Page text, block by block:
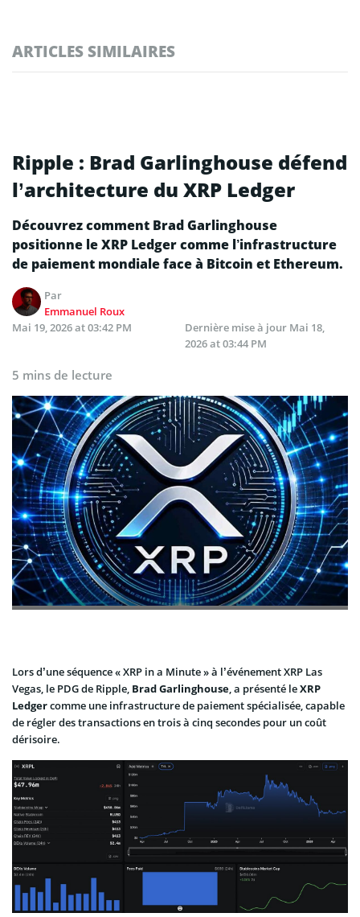
ARTICLES SIMILAIRES
Ripple : Brad Garlinghouse défend
l’architecture du XRP Ledger
Découvrez comment Brad Garlinghouse
positionne le XRP Ledger comme l’infrastructure
de paiement mondiale face à Bitcoin et Ethereum.
Par
Emmanuel Roux
Mai 19, 2026 at 03:42 PM
Dernière mise à jour Mai 18,
2026 at 03:44 PM
5 mins de lecture
Lors d’une séquence « XRP in a Minute » à l’événement XRP Las
Vegas, le PDG de Ripple, Brad Garlinghouse , a présenté leXRP
Ledgercomme une infrastructure de paiement spécialisée, capable
de régler des transactions en trois à cinq secondes pour un coût
dérisoire.